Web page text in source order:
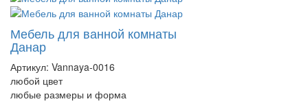
Мебель для ванной комнаты
Данар
Артикул: Vannaya-0016
любой цвет
любые размеры и форма